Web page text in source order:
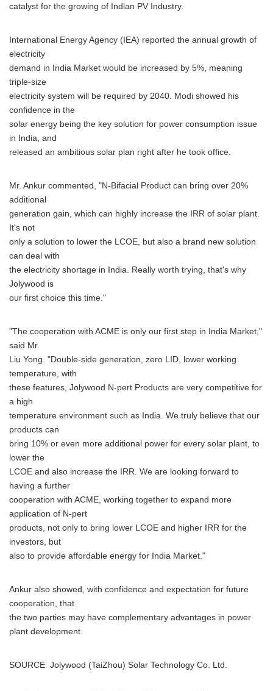
catalyst for the growing of Indian PV Industry.
International Energy Agency (IEA) reported the annual growth of
electricity
demand in India Market would be increased by 5%, meaning
triple-size
electricity system will be required by 2040. Modi showed his
confidence in the
solar energy being the key solution for power consumption issue
in India, and
released an ambitious solar plan right after he took office.
Mr. Ankur commented, "N-Bifacial Product can bring over 20%
additional
generation gain, which can highly increase the IRR of solar plant.
It's not
only a solution to lower the LCOE, but also a brand new solution
can deal with
the electricity shortage in India. Really worth trying, that's why
Jolywood is
our first choice this time."
"The cooperation with ACME is only our first step in India Market,"
said Mr.
Liu Yong. "Double-side generation, zero LID, lower working
temperature, with
these features, Jolywood N-pert Products are very competitive for
a high
temperature environment such as India. We truly believe that our
products can
bring 10% or even more additional power for every solar plant, to
lower the
LCOE and also increase the IRR. We are looking forward to
having a further
cooperation with ACME, working together to expand more
application of N-pert
products, not only to bring lower LCOE and higher IRR for the
investors, but
also to provide affordable energy for India Market."
Ankur also showed, with confidence and expectation for future
cooperation, that
the two parties may have complementary advantages in power
plant development.
SOURCE Jolywood (TaiZhou) Solar Technology Co. Ltd.